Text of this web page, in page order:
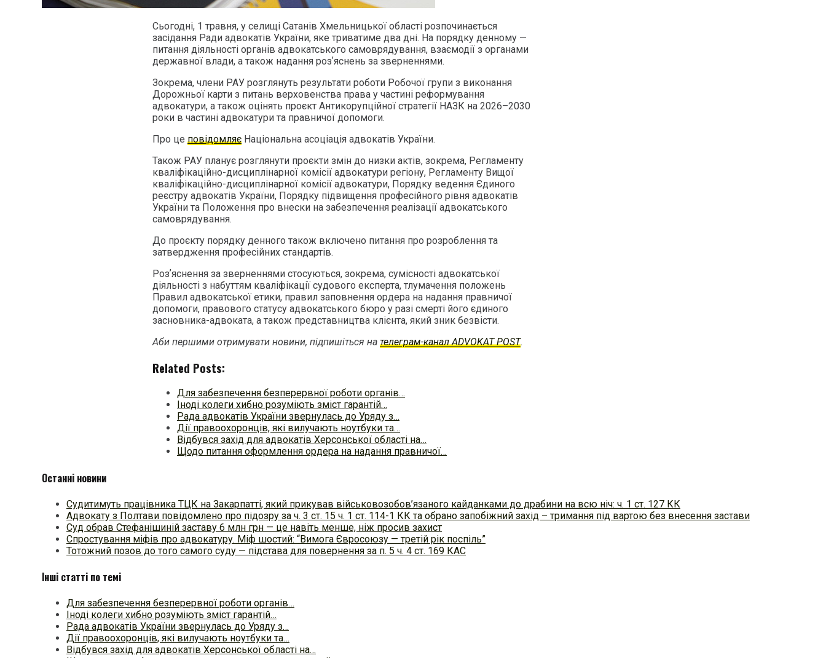
Сьогодні, 1 травня, у селищі Сатанів Хмельницької області розпочинається
засідання Ради адвокатів України, яке триватиме два дні. На порядку денному —
питання діяльності органів адвокатського самоврядування, взаємодії з органами
державної влади, а також надання розʼяснень за зверненнями.
Зокрема, члени РАУ розглянуть результати роботи Робочої групи з виконання
Дорожньої карти з питань верховенства права у частині реформування
адвокатури, а також оцінять проєкт Антикорупційної стратегії НАЗК на 2026–2030
роки в частині адвокатури та правничої допомоги.
Про це повідомляє Національна асоціація адвокатів України.
Також РАУ планує розглянути проєкти змін до низки актів, зокрема, Регламенту
кваліфікаційно-дисциплінарної комісії адвокатури регіону, Регламенту Вищої
кваліфікаційно-дисциплінарної комісії адвокатури, Порядку ведення Єдиного
реєстру адвокатів України, Порядку підвищення професійного рівня адвокатів
України та Положення про внески на забезпечення реалізації адвокатського
самоврядування.
До проєкту порядку денного також включено питання про розроблення та
затвердження професійних стандартів.
Розʼяснення за зверненнями стосуються, зокрема, сумісності адвокатської
діяльності з набуттям кваліфікації судового експерта, тлумачення положень
Правил адвокатської етики, правил заповнення ордера на надання правничої
допомоги, правового статусу адвокатського бюро у разі смерті його єдиного
засновника-адвоката, а також представництва клієнта, який зник безвісти.
Аби першими отримувати новини, підпишіться на телеграм-канал ADVOKAT POST.
Related Posts:
Для забезпечення безперервної роботи органів…
Іноді колеги хибно розуміють зміст гарантій…
Рада адвокатів України звернулась до Уряду з…
Дії правоохоронців, які вилучають ноутбуки та…
Відбувся захід для адвокатів Херсонської області на…
Щодо питання оформлення ордера на надання правничої…
Останні новини
Судитимуть працівника ТЦК на Закарпатті, який прикував військовозобов’язаного кайданками до драбини на всю ніч: ч. 1 ст. 127 КК
Адвокату з Полтави повідомлено про підозру за ч. 3 ст. 15 ч. 1 ст. 114-1 КК та обрано запобіжний захід – тримання під вартою без внесення застави
Суд обрав Стефанішиній заставу 6 млн грн — це навіть менше, ніж просив захист
Спростування міфів про адвокатуру. Міф шостий: “Вимога Євросоюзу — третій рік поспіль”
Тотожний позов до того самого суду — підстава для повернення за п. 5 ч. 4 ст. 169 КАС
Інші статті по темі
Для забезпечення безперервної роботи органів…
Іноді колеги хибно розуміють зміст гарантій…
Рада адвокатів України звернулась до Уряду з…
Дії правоохоронців, які вилучають ноутбуки та…
Відбувся захід для адвокатів Херсонської області на…